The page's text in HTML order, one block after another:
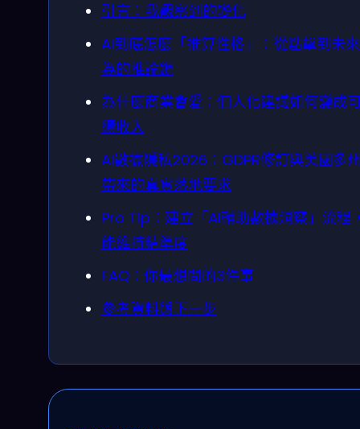
引言：我觀察到的變化
AI到底怎麼「推算性格」：從點擊到未
為的推論鏈
為什麼商業會愛：個人化建議如何變成
續收入
AI數據隱私2026：GDPR修訂與美國多
帶來的真實落地要求
Pro Tip：建立「AI輔助數據洞察」流程
能維持精準度
FAQ：你最想問的3件事
參考資料與下一步